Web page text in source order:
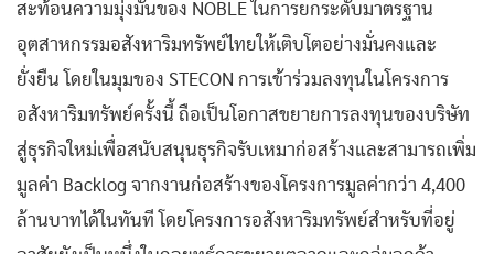
สะท้อนความมุ่งมั่นของ NOBLE ในการยกระดับมาตรฐาน
อุตสาหกรรมอสังหาริมทรัพย์ไทยให้เติบโตอย่างมั่นคงและ
ยั่งยืน โดยในมุมของ STECON การเข้าร่วมลงทุนในโครงการ
อสังหาริมทรัพย์ครั้งนี้ ถือเป็นโอกาสขยายการลงทุนของบริษัท
สู่ธุรกิจใหม่เพื่อสนับสนุนธุรกิจรับเหมาก่อสร้างและสามารถเพิ่ม
มูลค่า Backlog จากงานก่อสร้างของโครงการมูลค่ากว่า 4,400
ล้านบาทได้ในทันที โดยโครงการอสังหาริมทรัพย์สำหรับที่อยู่